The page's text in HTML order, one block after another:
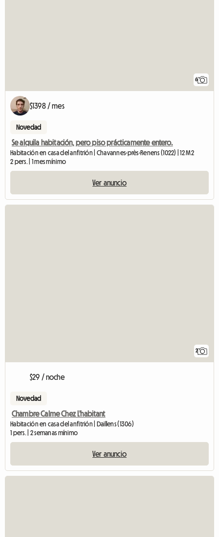
6
$1398 / mes
Novedad
Se alquila habitación, pero piso prácticamente entero.
Habitación en casa del anfitrión | Chavannes-près-Renens (1022) | 12 M2
2 pers. | 1 mes mínimo
Ver anuncio
2
$29 / noche
Novedad
Chambre Calme Chez L'habitant
Habitación en casa del anfitrión | Daillens (1306)
1 pers. | 2 semanas mínimo
Ver anuncio